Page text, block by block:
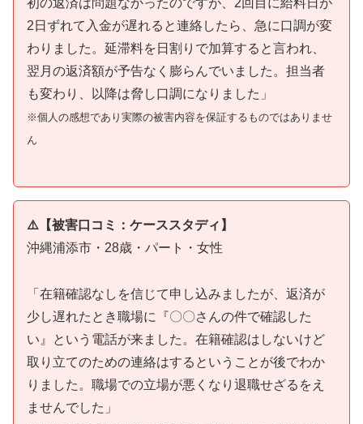
2日ずれて入金が遅れると連絡したら、急に口調が変
わりました。延滞料を日割りで加算すると言われ、
翌月の返済額が予告なく膨らんでいました。担当者
も変わり、以降は脅し口調になりました」
※個人の感想であり実際の被害内容を保証するものではありませ
ん
⚠️【被害口コミ：ケーススタディ】
沖縄浦添市・28歳・パート・女性
「在籍確認なしを信じて申し込みましたが、返済が
少し遅れたとき職場に『〇〇さんの件で確認した
い』という電話が来ました。在籍確認はしないけど
取り立てのための連絡はするということが後でわか
りました。職場での立場が悪くなり退職せざるをえ
ませんでした」